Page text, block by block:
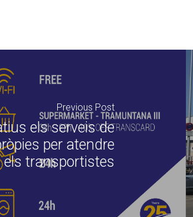
Previous Post
els serveis de
per atendre
els transportistes